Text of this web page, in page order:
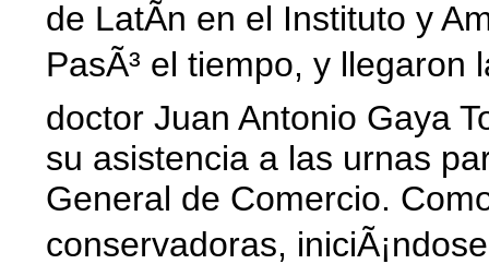
de LatÃ­n en el Instituto y
PasÃ³ el tiempo, y llegaron
doctor Juan Antonio Gaya
su asistencia a las urnas
General de Comercio.
conservadoras,